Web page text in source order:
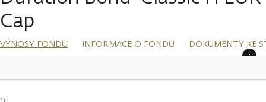
Cap
VÝNOSY FONDU INFORMACE O FONDU DOKUMENTY KE